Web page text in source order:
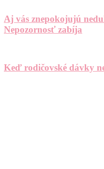
Aj vás znepokojujú
Nepozornosť zabíja
Keď rodičovské dávky